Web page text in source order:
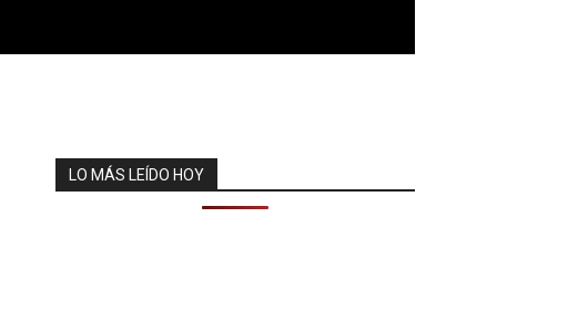
LO MÁS LEÍDO HOY